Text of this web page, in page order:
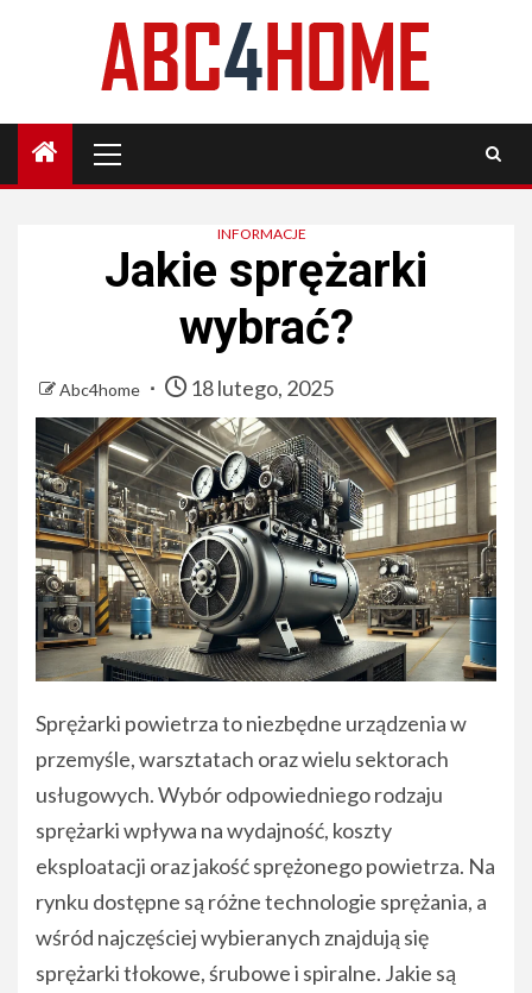
Menu
INFORMACJE
Jakie sprężarki
wybrać?
Abc4home 18 lutego, 2025
Sprężarki powietrza to niezbędne urządzenia w
przemyśle, warsztatach oraz wielu sektorach
usługowych. Wybór odpowiedniego rodzaju
sprężarki wpływa na wydajność, koszty
eksploatacji oraz jakość sprężonego powietrza. Na
rynku dostępne są różne technologie sprężania, a
wśród najczęściej wybieranych znajdują się
sprężarki tłokowe, śrubowe i spiralne. Jakie są